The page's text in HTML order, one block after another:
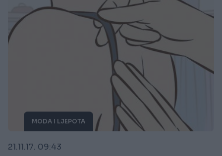
MODA I LJEPOTA
21.11.17. 09:43